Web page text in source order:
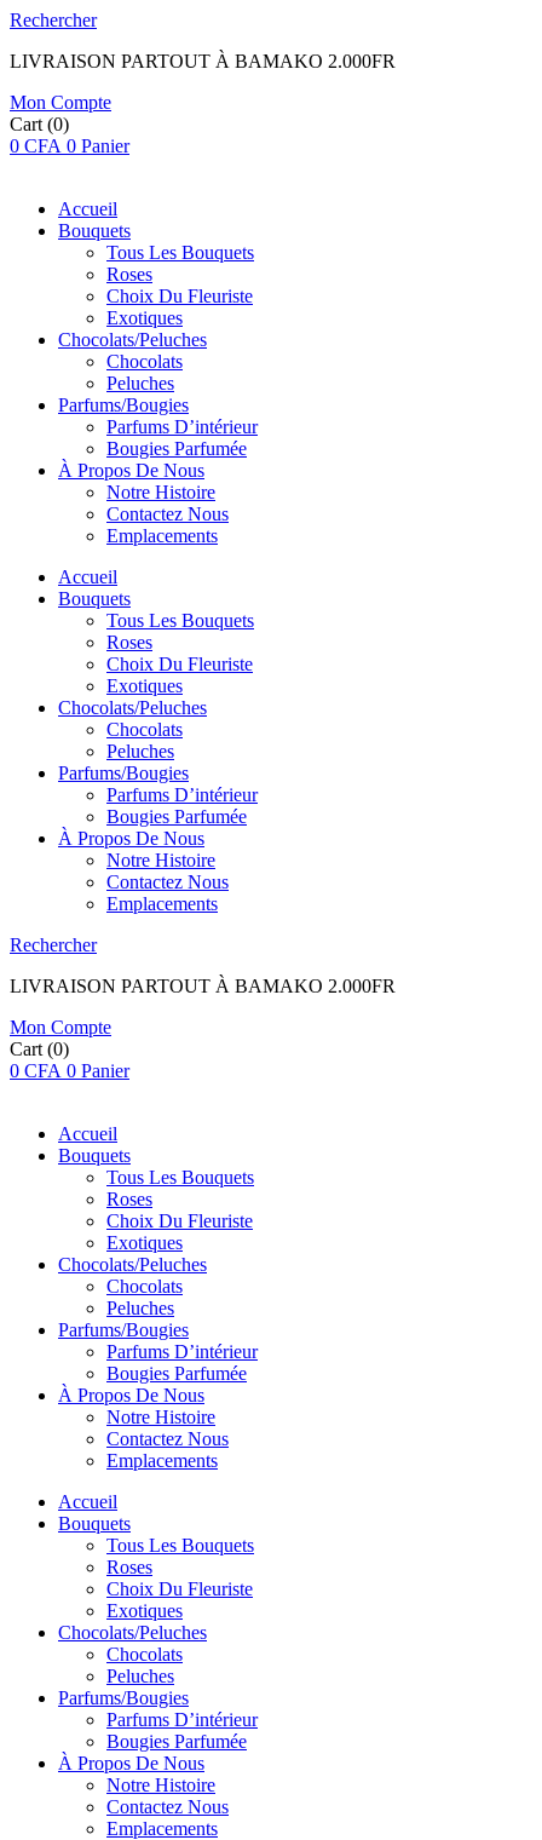
Rechercher
LIVRAISON PARTOUT À BAMAKO 2.000FR
Mon Compte
Cart (0)
0 CFA 0 Panier
Accueil
Bouquets
Tous Les Bouquets
Roses
Choix Du Fleuriste
Exotiques
Chocolats/Peluches
Chocolats
Peluches
Parfums/Bougies
Parfums D’intérieur
Bougies Parfumée
À Propos De Nous
Notre Histoire
Contactez Nous
Emplacements
Accueil
Bouquets
Tous Les Bouquets
Roses
Choix Du Fleuriste
Exotiques
Chocolats/Peluches
Chocolats
Peluches
Parfums/Bougies
Parfums D’intérieur
Bougies Parfumée
À Propos De Nous
Notre Histoire
Contactez Nous
Emplacements
Rechercher
LIVRAISON PARTOUT À BAMAKO 2.000FR
Mon Compte
Cart (0)
0 CFA 0 Panier
Accueil
Bouquets
Tous Les Bouquets
Roses
Choix Du Fleuriste
Exotiques
Chocolats/Peluches
Chocolats
Peluches
Parfums/Bougies
Parfums D’intérieur
Bougies Parfumée
À Propos De Nous
Notre Histoire
Contactez Nous
Emplacements
Accueil
Bouquets
Tous Les Bouquets
Roses
Choix Du Fleuriste
Exotiques
Chocolats/Peluches
Chocolats
Peluches
Parfums/Bougies
Parfums D’intérieur
Bougies Parfumée
À Propos De Nous
Notre Histoire
Contactez Nous
Emplacements